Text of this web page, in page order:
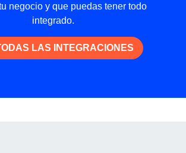
negocio y que puedas tener todo
integrado.
LAS INTEGRACIONES